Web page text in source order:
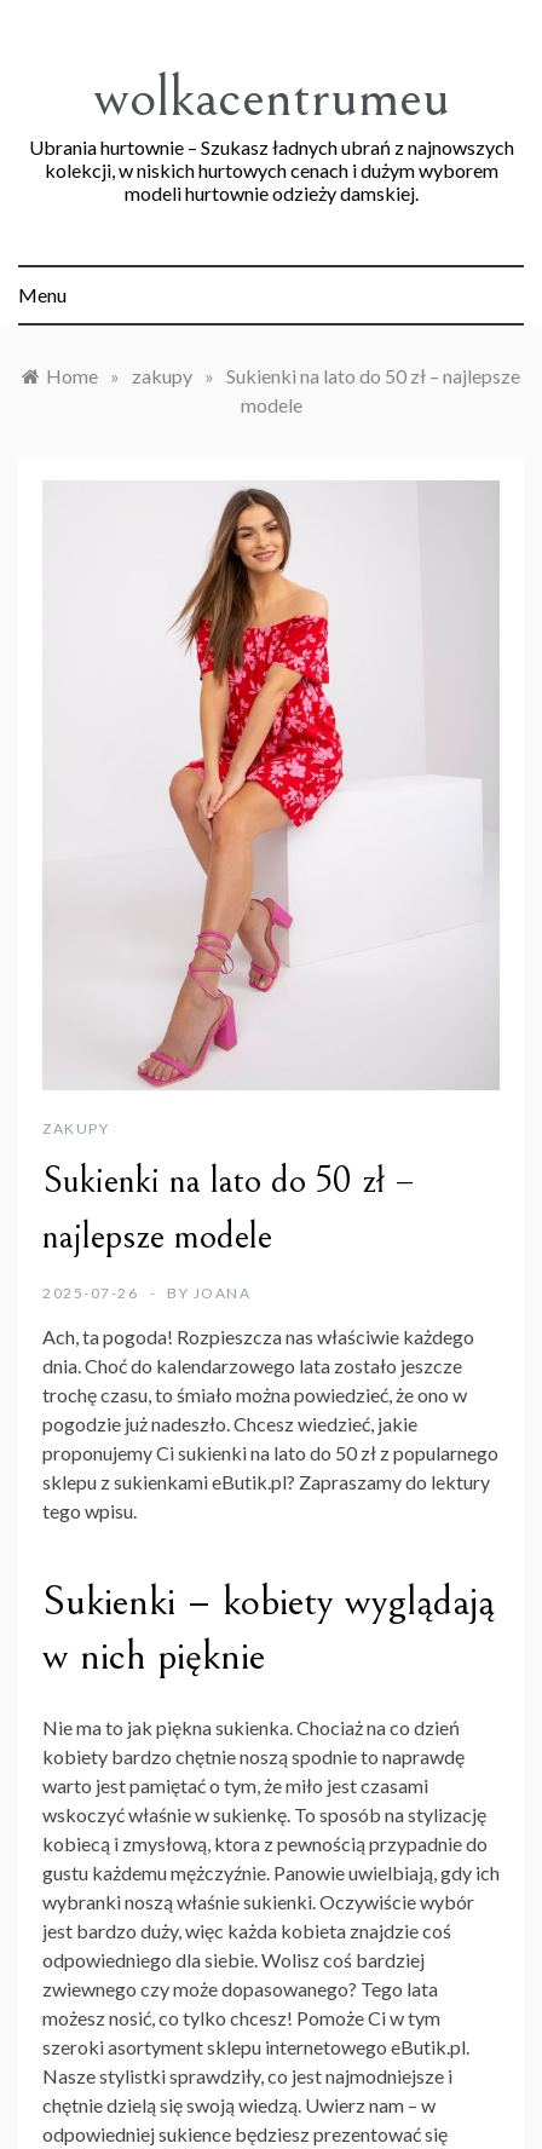
wolkacentrumeu
Ubrania hurtownie – Szukasz ładnych ubrań z najnowszych
kolekcji, w niskich hurtowych cenach i dużym wyborem
modeli hurtownie odzieży damskiej.
Menu
Home » zakupy » Sukienki na lato do 50 zł – najlepsze
modele
ZAKUPY
Sukienki na lato do 50 zł –
najlepsze modele
2025-07-26 BY JOANA
Ach, ta pogoda! Rozpieszcza nas właściwie każdego
dnia. Choć do kalendarzowego lata zostało jeszcze
trochę czasu, to śmiało można powiedzieć, że ono w
pogodzie już nadeszło. Chcesz wiedzieć, jakie
proponujemy Ci sukienki na lato do 50 zł z popularnego
sklepu z sukienkami eButik.pl? Zapraszamy do lektury
tego wpisu.
Sukienki – kobiety wyglądają
w nich pięknie
Nie ma to jak pięknasukienka. Chociaż na co dzień
kobiety bardzo chętnie noszą spodnie to naprawdę
warto jest pamiętać o tym, że miło jest czasami
wskoczyć właśnie w sukienkę. To sposób na stylizację
kobiecą i zmysłową, ktora z pewnością przypadnie do
gustu każdemu mężczyźnie. Panowie uwielbiają, gdy ich
wybranki noszą właśniesukienki. Oczywiście wybór
jest bardzo duży, więc każda kobieta znajdzie coś
odpowiedniego dla siebie. Wolisz coś bardziej
zwiewnego czy może dopasowanego? Tego lata
możesz nosić, co tylko chcesz! Pomoże Ci w tym
szeroki asortyment sklepu internetowego eButik.pl.
Nasze stylistki sprawdziły, co jest najmodniejsze i
chętnie dzielą się swoją wiedzą. Uwierz nam – w
odpowiedniej sukience będziesz prezentować się